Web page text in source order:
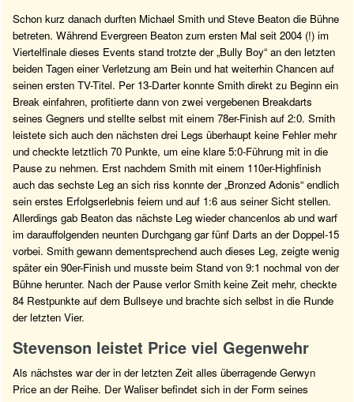
Schon kurz danach durften Michael Smith und Steve Beaton die Bühne
betreten. Während Evergreen Beaton zum ersten Mal seit 2004 (!) im
Viertelfinale dieses Events stand trotzte der „Bully Boy“ an den letzten
beiden Tagen einer Verletzung am Bein und hat weiterhin Chancen auf
seinen ersten TV-Titel. Per 13-Darter konnte Smith direkt zu Beginn ein
Break einfahren, profitierte dann von zwei vergebenen Breakdarts
seines Gegners und stellte selbst mit einem 78er-Finish auf 2:0. Smith
leistete sich auch den nächsten drei Legs überhaupt keine Fehler mehr
und checkte letztlich 70 Punkte, um eine klare 5:0-Führung mit in die
Pause zu nehmen. Erst nachdem Smith mit einem 110er-Highfinish
auch das sechste Leg an sich riss konnte der „Bronzed Adonis“ endlich
sein erstes Erfolgserlebnis feiern und auf 1:6 aus seiner Sicht stellen.
Allerdings gab Beaton das nächste Leg wieder chancenlos ab und warf
im darauffolgenden neunten Durchgang gar fünf Darts an der Doppel-15
vorbei. Smith gewann dementsprechend auch dieses Leg, zeigte wenig
später ein 90er-Finish und musste beim Stand von 9:1 nochmal von der
Bühne herunter. Nach der Pause verlor Smith keine Zeit mehr, checkte
84 Restpunkte auf dem Bullseye und brachte sich selbst in die Runde
der letzten Vier.
Stevenson leistet Price viel Gegenwehr
Als nächstes war der in der letzten Zeit alles überragende Gerwyn
Price an der Reihe. Der Waliser befindet sich in der Form seines